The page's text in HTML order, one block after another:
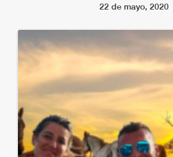
22 de mayo, 2020